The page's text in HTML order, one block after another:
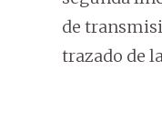
de
trazado de